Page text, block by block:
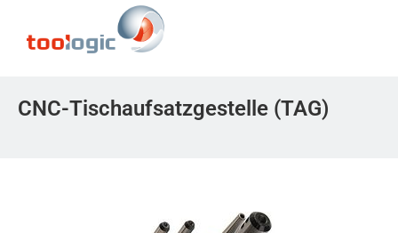
CNC-Tischaufsatzgestelle (TAG)